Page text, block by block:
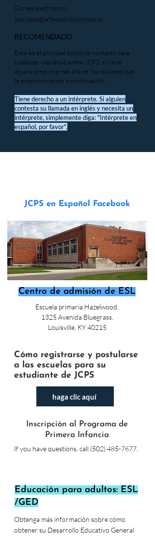
Correo electrónico:
jcps.help@jefferson.kyschools.us
RECOMENDADO
Este es el principal punto de contacto para
cualquier inquietud sobre JCPS, si tiene
alguna pregunta más allá de los recursos que
le proporcionamos a continuación.
Tiene derecho a un intérprete. Si alguien
contesta su llamada en inglés y necesita un
intérprete, simplemente diga: "Intérprete en
español, por favor".
JCPS en Español Facebook
Centro de admisión de ESL
Escuela primaria Hazelwood,
1325 Avenida Bluegrass,
Louisville, KY 40215
Cómo registrarse y postularse
a las escuelas para su
estudiante de JCPS
haga clic aquí
Inscripción al Programa de
Primera Infancia
If you have questions, call (502) 485-7677
Educación para adultos: ESL
/GED
Obtenga más información sobre cómo
obtener su Desarrollo Educativo General